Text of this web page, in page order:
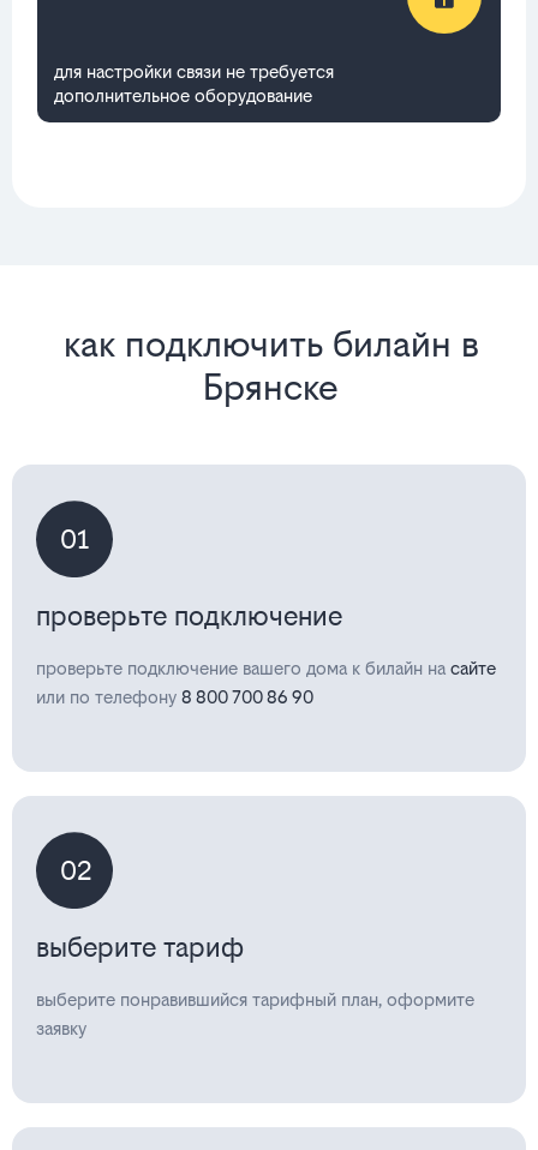
для настройки связи не требуется
дополнительное оборудование
как подключить билайн в
Брянске
01
проверьте подключение
проверьте подключение вашего дома к билайн на сайте
или по телефону 8 800 700 86 90
02
выберите тариф
выберите понравившийся тарифный план, оформите
заявку